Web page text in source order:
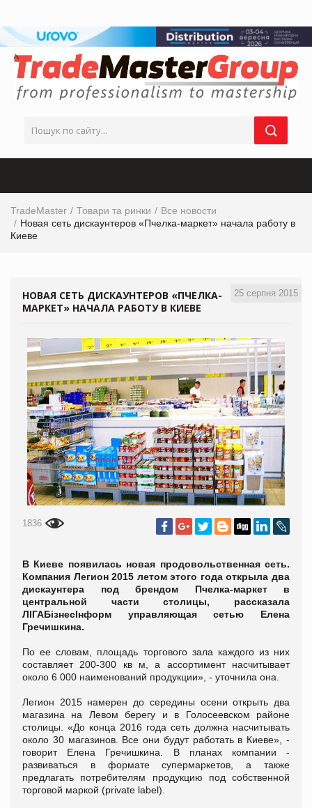
TradeMaster Товари та ринки
Все новости
Новая сеть дискаунтеров «Пчелка-маркет» начала работу в
Киеве
25 серпня 2015
НОВАЯ СЕТЬ ДИСКАУНТЕРОВ «ПЧЕЛКА-
МАРКЕТ» НАЧАЛА РАБОТУ В КИЕВЕ
1836
В Киеве появилась новая продовольственная сеть.
Компания Легион 2015 летом этого года открыла два
дискаунтера под брендом Пчелка-маркет в
центральной части столицы, рассказала
ЛІГАБізнесІнформ управляющая сетью Елена
Гречишкина.
По ее словам, площадь торгового зала каждого из них
составляет 200-300 кв м, а ассортимент насчитывает
около 6 000 наименований продукции», - уточнила она.
Легион 2015 намерен до середины осени открыть два
магазина на Левом берегу и в Голосеевском районе
столицы. «До конца 2016 года сеть должна насчитывать
около 30 магазинов. Все они будут работать в Киеве», -
говорит Елена Гречишкина. В планах компании -
развиваться в формате супермаркетов, а также
предлагать потребителям продукцию под собственной
торговой маркой (private label).